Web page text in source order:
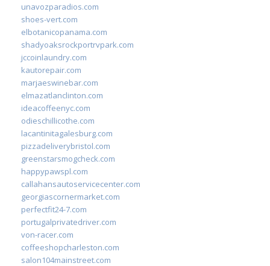
unavozparadios.com
shoes-vert.com
elbotanicopanama.com
shadyoaksrockportrvpark.com
jccoinlaundry.com
kautorepair.com
marjaeswinebar.com
elmazatlanclinton.com
ideacoffeenyc.com
odieschillicothe.com
lacantinitagalesburg.com
pizzadeliverybristol.com
greenstarsmogcheck.com
happypawspl.com
callahansautoservicecenter.com
georgiascornermarket.com
perfectfit24-7.com
portugalprivatedriver.com
von-racer.com
coffeeshopcharleston.com
salon104mainstreet.com